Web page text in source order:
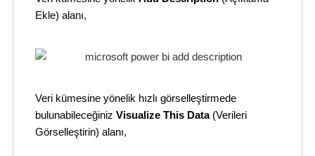
Ekle) alanı,
Veri kümesine yönelik hızlı görselleştirmede
bulunabileceğiniz Visualize This Data (Verileri
Görselleştirin) alanı,